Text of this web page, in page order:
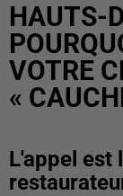
HAUTS-
VOTRE
«
L'appel est